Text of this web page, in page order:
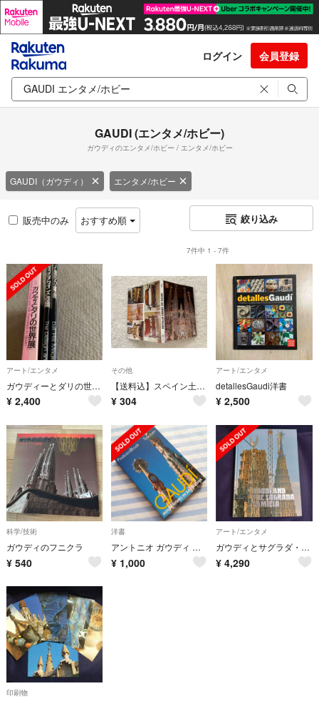
ログイン 会員登録
GAUDI (エンタメ/ホビー)
ガウディのエンタメ/ホビー / エンタメ/ホビー
GAUDI（ガウディ） エンタメ/ホビー
販売中のみ おすすめ順 絞り込み
7件中 1 - 7件
アート/エンタメ
ガウディーとダリの世界 ２冊入り
¥ 2,400
その他
【送料込】スペイン土産 ガウディ作品ポストカード 10枚つづり
¥ 304
アート/エンタメ
detallesGaudi洋書
¥ 2,500
科学/技術
ガウディのフニクラ
¥ 540
洋書
アントニオ ガウディ ポストカードブック 洋書版
¥ 1,000
アート/エンタメ
ガウディとサグラダ・ファミリア展 図録
¥ 4,290
印刷物